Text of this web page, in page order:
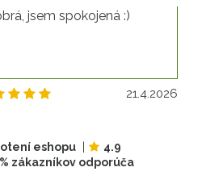
jsem spokojená :)
21.4.2026
eshopu
4.9
zákazníkov odporúča